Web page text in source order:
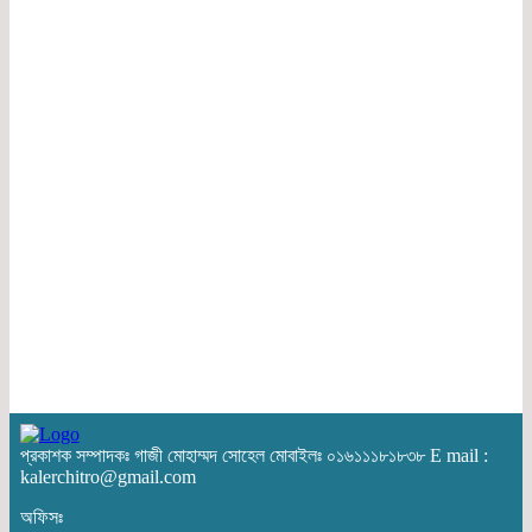
প্রকাশক সম্পাদকঃ গাজী মোহাম্মদ সোহেল মোবাইলঃ ০১৬১১১৮১৮৩৮ E mail :
kalerchitro@gmail.com
অফিসঃ